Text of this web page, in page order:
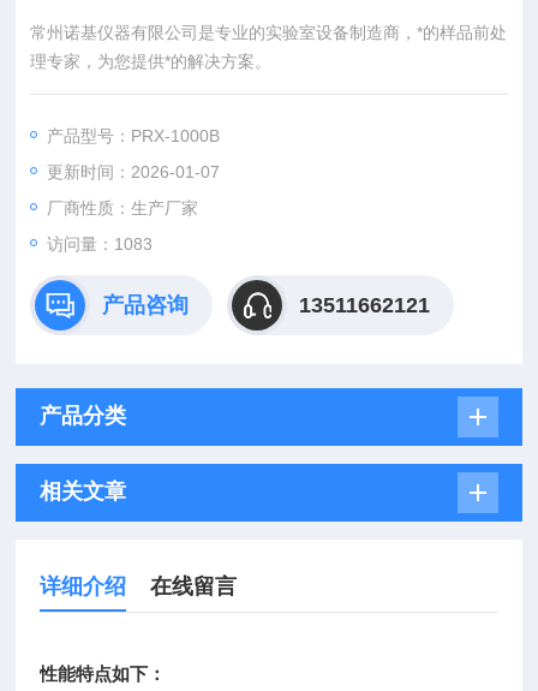
常州诺基仪器有限公司是专业的实验室设备制造商，*的样品前处
理专家，为您提供*的解决方案。
产品型号：PRX-1000B
更新时间：2026-01-07
厂商性质：生产厂家
访问量：1083
产品咨询 13511662121
产品分类
相关文章
详细介绍 在线留言
性能特点如下：